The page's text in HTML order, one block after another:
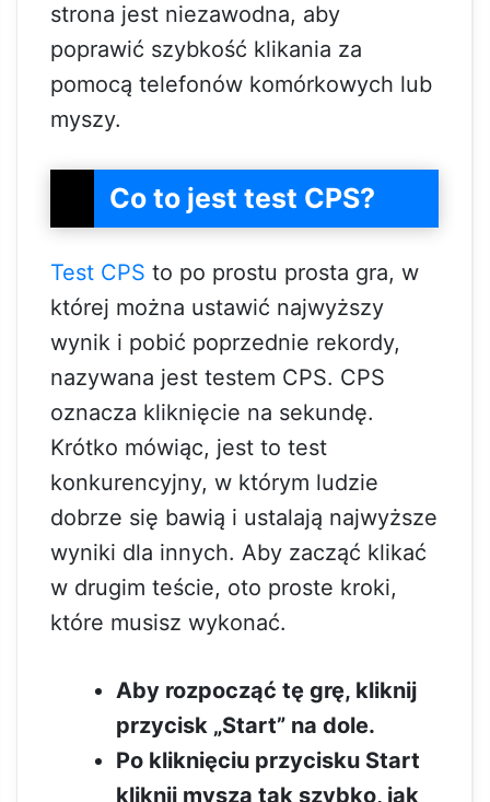
strona jest niezawodna, aby
poprawić szybkość klikania za
pomocą telefonów komórkowych lub
myszy.
Co to jest test CPS?
Test CPS to po prostu prosta gra, w
której można ustawić najwyższy
wynik i pobić poprzednie rekordy,
nazywana jest testem CPS. CPS
oznacza kliknięcie na sekundę.
Krótko mówiąc, jest to test
konkurencyjny, w którym ludzie
dobrze się bawią i ustalają najwyższe
wyniki dla innych. Aby zacząć klikać
w drugim teście, oto proste kroki,
które musisz wykonać.
Aby rozpocząć tę grę, kliknij
przycisk „Start” na dole.
Po kliknięciu przycisku Start
kliknij myszą tak szybko, jak